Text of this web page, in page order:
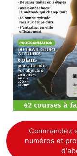
Commandez
numéros et